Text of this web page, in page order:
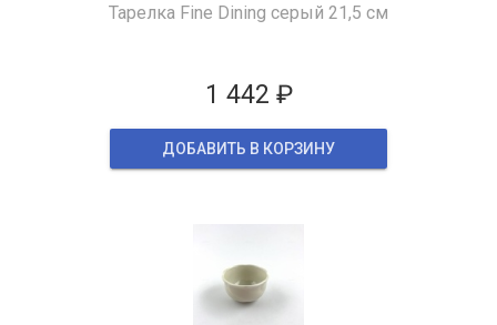
Тарелка Fine Dining серый 21,5 см
1 442 ₽
ДОБАВИТЬ В КОРЗИНУ